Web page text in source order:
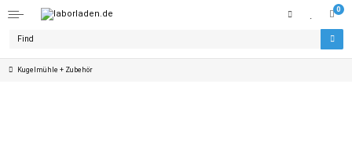
0
Kugelmühle + Zubehör